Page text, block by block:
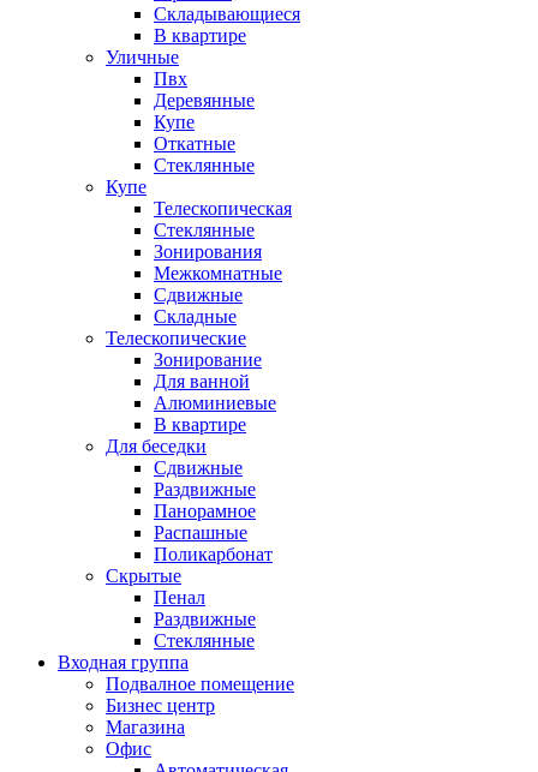
Складывающиеся
В квартире
Уличные
Пвх
Деревянные
Купе
Откатные
Стеклянные
Купе
Телескопическая
Стеклянные
Зонирования
Межкомнатные
Сдвижные
Складные
Телескопические
Зонирование
Для ванной
Алюминиевые
В квартире
Для беседки
Сдвижные
Раздвижные
Панорамное
Распашные
Поликарбонат
Скрытые
Пенал
Раздвижные
Стеклянные
Входная группа
Подвалное помещение
Бизнес центр
Магазина
Офис